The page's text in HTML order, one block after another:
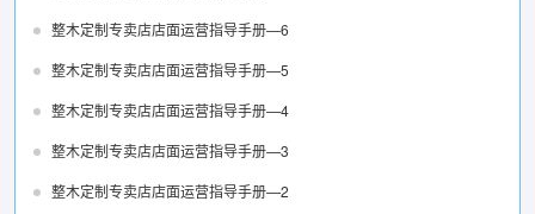
整木定制专卖店店面运营指导手册—6
整木定制专卖店店面运营指导手册—5
整木定制专卖店店面运营指导手册—4
整木定制专卖店店面运营指导手册—3
整木定制专卖店店面运营指导手册—2